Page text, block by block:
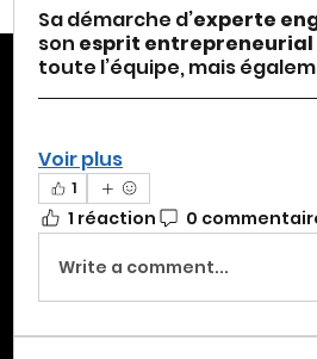
Sa démarche d’experte
son esprit entrepreneurial
toute l’équipe, mais
Voir plus
1
1 réaction 0
Write a comment...